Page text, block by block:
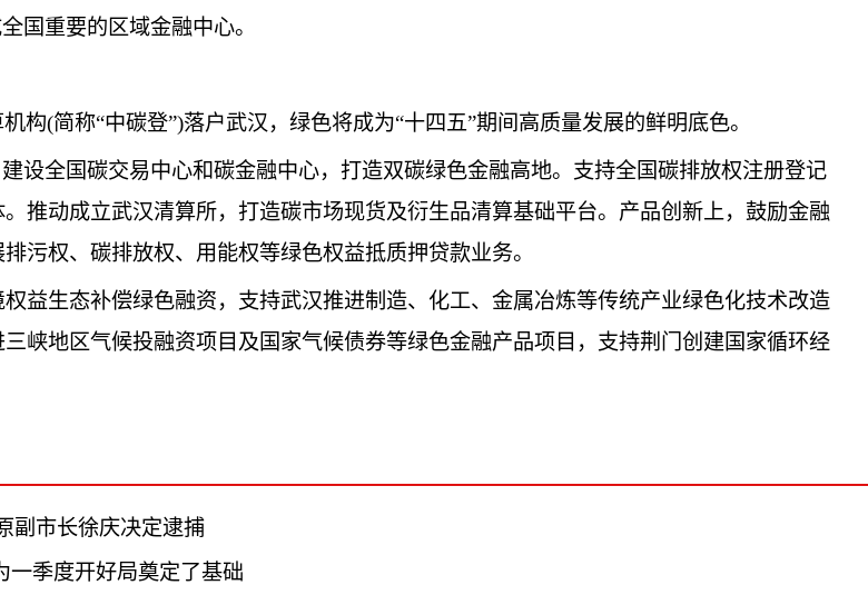
国重要的区域金融中心。
构(简称“中碳登”)落户武汉，绿色将成为“十四五”期间高质量发展的鲜明底色。
设全国碳交易中心和碳金融中心，打造双碳绿色金融高地。支持全国碳排放权注册登记
推动成立武汉清算所，打造碳市场现货及衍生品清算基础平台。产品创新上，鼓励金融
污权、碳排放权、用能权等绿色权益抵质押贷款业务。
益生态补偿绿色融资，支持武汉推进制造、化工、金属冶炼等传统产业绿色化技术改造
峡地区气候投融资项目及国家气候债券等绿色金融产品项目，支持荆门创建国家循环经
副市长徐庆决定逮捕
一季度开好局奠定了基础